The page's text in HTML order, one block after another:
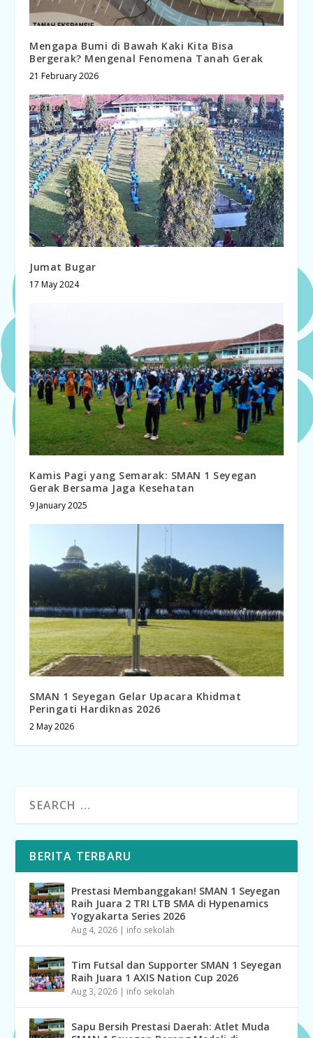
Mengapa Bumi di Bawah Kaki Kita Bisa
Bergerak? Mengenal Fenomena Tanah Gerak
21 February 2026
Jumat Bugar
17 May 2024
Kamis Pagi yang Semarak: SMAN 1 Seyegan
Gerak Bersama Jaga Kesehatan
9 January 2025
SMAN 1 Seyegan Gelar Upacara Khidmat
Peringati Hardiknas 2026
2 May 2026
BERITA TERBARU
Prestasi Membanggakan! SMAN 1 Seyegan
Raih Juara 2 TRI LTB SMA di Hypenamics
Yogyakarta Series 2026
Aug 4, 2026 | info sekolah
Tim Futsal dan Supporter SMAN 1 Seyegan
Raih Juara 1 AXIS Nation Cup 2026
Aug 3, 2026 | info sekolah
Sapu Bersih Prestasi Daerah: Atlet Muda